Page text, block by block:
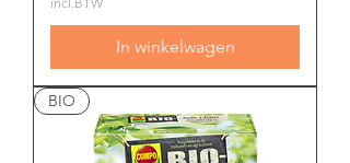
In winkelwagen
BIO